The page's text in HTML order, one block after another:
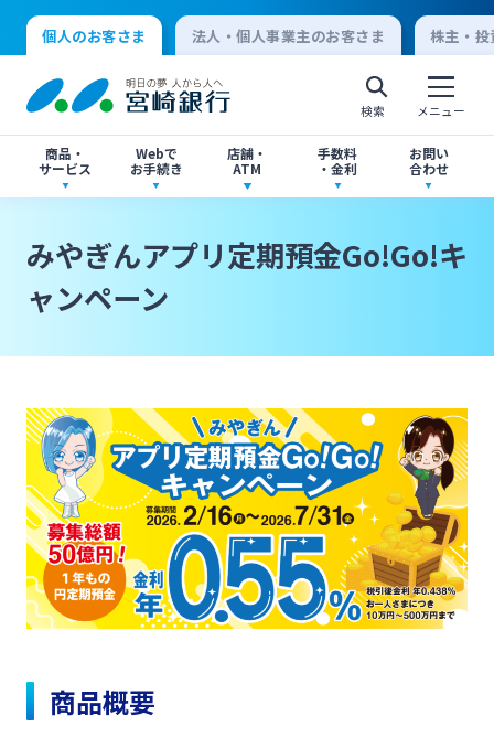
個人のお客さま 法人・個人事業主のお客さま 株主・
検索 メニュー
商品・
サービス
Webで
お手続き
店舗・
ATM
手数料
・金利
お問い
合わせ
アプリ・ネットバンキング
口座開設・預金
資産運用
保険
年金・相続
外国為替
口座開設
各種お手続き
投資信託
定期的なお客さま情報ご提供のお願い
Request to present your residence card
店舗・ATM検索
ATMサービス
閉じる
手数料一覧
金利一覧
閉じる
よくあるご質問
お問い合わせ先一覧
サイトマップ
チャットで相談
閉じる
個人向けインターネットバンキング
ログオン
法人向けインターネットバンキング
ログオン
みやぎんMikatanoシリーズ
みやぎんアプリ定期預金Go!Go!キ
ャンペーン
商品概要